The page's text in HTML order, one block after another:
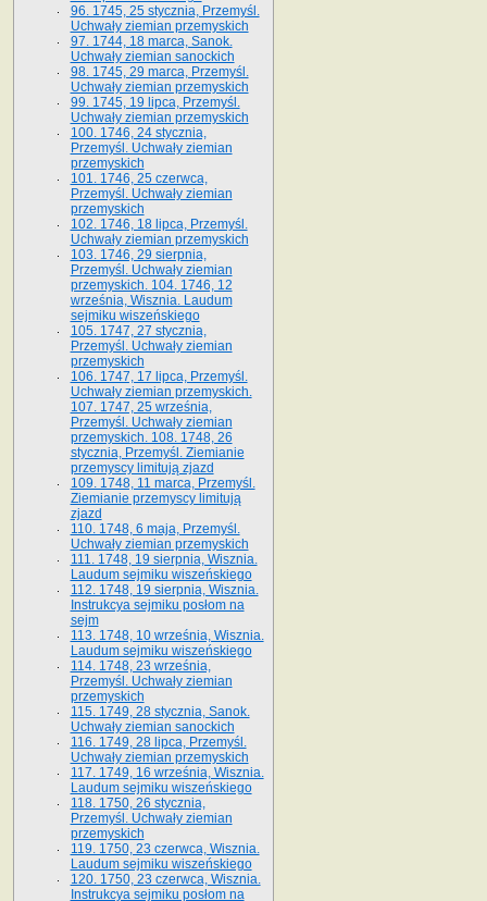
96. 1745, 25 stycznia, Przemyśl.
Uchwały ziemian przemyskich
97. 1744, 18 marca, Sanok.
Uchwały ziemian sanockich
98. 1745, 29 marca, Przemyśl.
Uchwały ziemian przemyskich
99. 1745, 19 lipca, Przemyśl.
Uchwały ziemian przemyskich
100. 1746, 24 stycznia,
Przemyśl. Uchwały ziemian
przemyskich
101. 1746, 25 czerwca,
Przemyśl. Uchwały ziemian
przemyskich
102. 1746, 18 lipca, Przemyśl.
Uchwały ziemian przemyskich
103. 1746, 29 sierpnia,
Przemyśl. Uchwały ziemian
przemyskich. 104. 1746, 12
września, Wisznia. Laudum
sejmiku wiszeńskiego
105. 1747, 27 stycznia,
Przemyśl. Uchwały ziemian
przemyskich
106. 1747, 17 lipca, Przemyśl.
Uchwały ziemian przemyskich.
107. 1747, 25 września,
Przemyśl. Uchwały ziemian
przemyskich. 108. 1748, 26
stycznia, Przemyśl. Ziemianie
przemyscy limitują zjazd
109. 1748, 11 marca, Przemyśl.
Ziemianie przemyscy limitują
zjazd
110. 1748, 6 maja, Przemyśl.
Uchwały ziemian przemyskich
111. 1748, 19 sierpnia, Wisznia.
Laudum sejmiku wiszeńskiego
112. 1748, 19 sierpnia, Wisznia.
Instrukcya sejmiku posłom na
sejm
113. 1748, 10 września, Wisznia.
Laudum sejmiku wiszeńskiego
114. 1748, 23 września,
Przemyśl. Uchwały ziemian
przemyskich
115. 1749, 28 stycznia, Sanok.
Uchwały ziemian sanockich
116. 1749, 28 lipca, Przemyśl.
Uchwały ziemian przemyskich
117. 1749, 16 września, Wisznia.
Laudum sejmiku wiszeńskiego
118. 1750, 26 stycznia,
Przemyśl. Uchwały ziemian
przemyskich
119. 1750, 23 czerwca, Wisznia.
Laudum sejmiku wiszeńskiego
120. 1750, 23 czerwca, Wisznia.
Instrukcya sejmiku posłom na